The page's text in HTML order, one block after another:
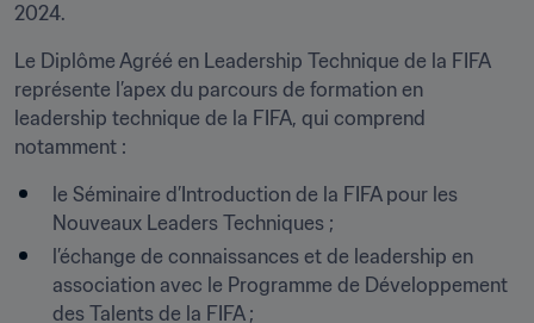
2024.
Le Diplôme Agréé en Leadership Technique de la FIFA
représente l’apex du parcours de formation en
leadership technique de la FIFA, qui comprend
notamment :
le Séminaire d’Introduction de la FIFA pour les
Nouveaux Leaders Techniques ;
l’échange de connaissances et de leadership en
association avec le Programme de Développement
des Talents de la FIFA ;